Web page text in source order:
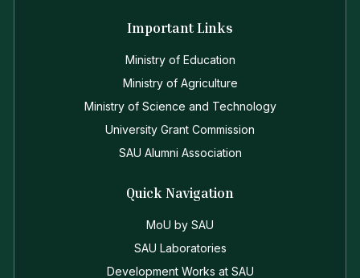
Important Links
Ministry of Education
Ministry of Agriculture
Ministry of Science and Technology
University Grant Commission
SAU Alumni Association
Quick Navigation
MoU by SAU
SAU Laboratories
Development Works at SAU